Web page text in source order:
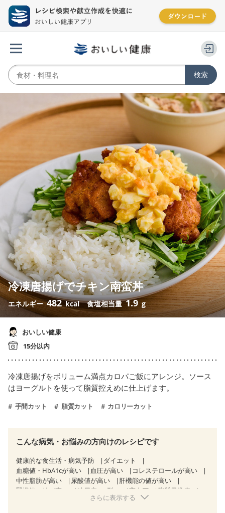
冷凍唐揚げでチキン南蛮丼
エネルギー482 kcal 食塩相当量1.9 g
おいしい健康
15分以内
冷凍唐揚げをボリューム満点カロパご飯にアレンジ。ソース
はヨーグルトを使って脂質控えめに仕上げます。
手間カット 脂質カット カロリーカット
こんな病気・お悩みの方向けのレシピです
健康的な食生活・病気予防
ダイエット
血糖値・HbA1cが高い
血圧が高い
コレステロールが高い
中性脂肪が高い
尿酸値が高い
肝機能の値が高い
腎機能の値が高い
糖尿病（2型） 高血圧
脂質異常症
狭心症 心筋梗塞
さらに表示する